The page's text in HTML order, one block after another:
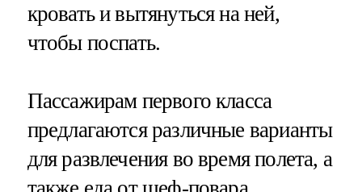
кровать и вытянуться на ней,
чтобы поспать.
Пассажирам первого класса
предлагаются различные варианты
для развлечения во время полета, а